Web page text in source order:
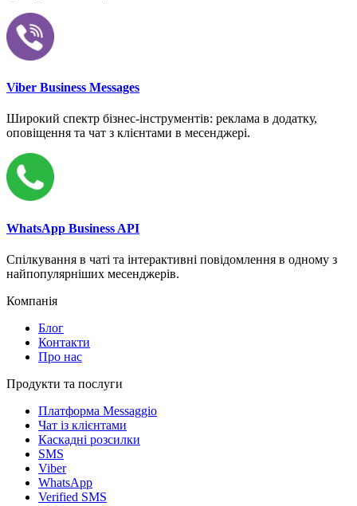
Viber Business Messages
Широкий спектр бізнес-інструментів: реклама в додатку,
оповіщення та чат з клієнтами в месенджері.
WhatsApp Business API
Спілкування в чаті та інтерактивні повідомлення в одному з
найпопулярніших месенджерів.
Компанія
Блог
Контакти
Про нас
Продукти та послуги
Платформа Messaggio
Чат із клієнтами
Каскадні розсилки
SMS
Viber
WhatsApp
Verified SMS